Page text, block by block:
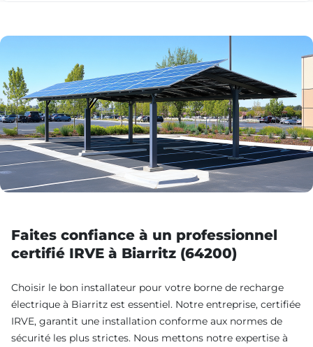
Faites confiance à un professionnel
certifié IRVE à Biarritz (64200)
Choisir le bon installateur pour votre borne de recharge
électrique à Biarritz est essentiel. Notre entreprise, certifiée
IRVE, garantit une installation conforme aux normes de
sécurité les plus strictes. Nous mettons notre expertise à